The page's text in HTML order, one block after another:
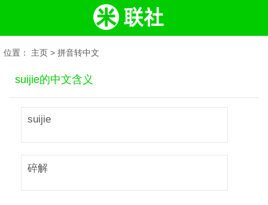
位置： 主页 > 拼音转中文
suijie的中文含义
suijie
碎解